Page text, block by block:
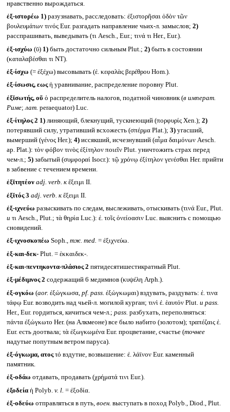
нравственно вырождаться.
ἐξ-ιστορέω 1)разузнавать, расследовать: ἐξιστορῆσαι ὁδὸν τῶν
βουλευμάτων τινός Eur. разгадать направление чьих-л. замыслов; 2)
расспрашивать, выведывать (τι Aesch., Eur.; τινά τι Her., Eur.).
ἐξ-ισχύω (ῡ) 1)быть достаточно сильным Plut.; 2)быть в состоянии
(καταλαβέσθαι τι NT).
ἐξ-ίσχω (= ἐξέχω) высовывать (ἐ. κεφαλὰς βερέθρου Hom.).
ἐξ-ίσωσις, εωςἡ уравнивание, распределение поровну Plut.
ἐξῐσωτής, οῦὁ распределитель налогов, податной чиновник (в императ.
Риме; лат. peraequator) Luc.
ἐξ-ίτηλος 2 1)линяющий, блекнущий, тускнеющий (πορφυρίς Xen.); 2)
потерявший силу, утративший всхожесть (σπέρμα Plat.); 3)угасший,
вымерший (γένος Her.); 4)иссякший, исчезнувший (αἷμα δαιμόνων Aesch.
ap. Plat.): τὸν φόβον τινὸς ἐξίτηλον ποιεῖν Plut. уничтожить страх перед
чем-л.; 5)забытый (συμφοραί Isocr.): τῷ χρόνῳ ἐξίτηλον γενέσθαι Her. прийти
в забвение с течением времени.
ἐξῐτητέον adj. verb. кἔξειμι II.
ἐξῐτός 3 adj. verb. кἔξειμι II.
ἐξ-ιχνεύω разыскивать по следам, выслеживать, отыскивать (τινά Eur., Plut.
и τι Aesch., Plut.; τὰ θηρία Luc.): ἐ. τοῖς ὀνείοασιν Luc. выяснить с помощью
сновидений.
ἐξ-ιχνοσκοπέω Soph., тж. med. = ἐξιχνεύω.
ἑξ-και-δεκ-Plut. = ἑκκαιδεκ-.
ἑξ-και-πεντηκοντα-πλάσιος 2 пятидесятишестикратный Plut.
ἑξ-μέδιμνος 2 содержащий 6 медимнов (κυψέλη Arph.).
ἐξ-ογκόω (aor. ἐξώγκωσα, pf. pass. ἐξώγκωμαι) вздувать, раздувать: ἐ. τινα
τάφῳ Eur. возводить над чьей-л. могилой курган; τινὶ ἐ. ἑαυτόν Plut. и pass.
Her., Eur. гордиться, кичиться чем-л.; pass. разбухать, переполняться:
πάντα ἐξώγκωτο Her. (на Алкмеоне) все было набито (золотом); τραπέζαις ἐ.
Eur. есть доотвала; τὰ ἐξωγκωμένα Eur. процветание, счастье (точнее
надутые попутным ветром паруса).
ἐξ-όγκωμα, ατοςτό вздутие, возвышение: ἐ. λάϊνον Eur. каменный
памятник.
ἐξ-οδάω отдавать, продавать (χρήματά τινι Eur.).
ἐξοδεία ἡ Polyb. v. l. = ἐξοδία.
ἐξ-οδεύω отправляться в путь, воен. выступать в поход Polyb., Diod., Plut.